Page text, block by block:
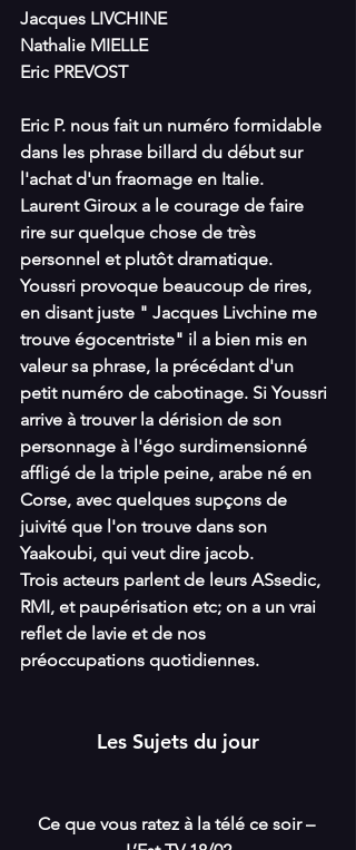
Jacques LIVCHINE
Nathalie MIELLE
Eric PREVOST
Eric P. nous fait un numéro formidable
dans les phrase billard du début sur
l'achat d'un fraomage en Italie.
Laurent Giroux a le courage de faire
rire sur quelque chose de très
personnel et plutôt dramatique.
Youssri provoque beaucoup de rires,
en disant juste " Jacques Livchine me
trouve égocentriste" il a bien mis en
valeur sa phrase, la précédant d'un
petit numéro de cabotinage. Si Youssri
arrive à trouver la dérision de son
personnage à l'égo surdimensionné
affligé de la triple peine, arabe né en
Corse, avec quelques supçons de
juivité que l'on trouve dans son
Yaakoubi, qui veut dire jacob.
Trois acteurs parlent de leurs ASsedic,
RMI, et paupérisation etc; on a un vrai
reflet de lavie et de nos
préoccupations quotidiennes.
Les Sujets du jour
Ce que vous ratez à la télé ce soir –